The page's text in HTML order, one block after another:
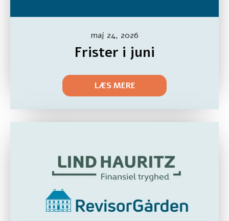
maj 24, 2026
Frister i juni
LÆS MERE